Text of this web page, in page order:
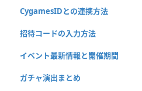
CygamesIDとの連携方法
招待コードの入力方法
イベント最新情報と開催期間
ガチャ演出まとめ